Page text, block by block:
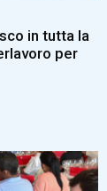
in tutta la
per